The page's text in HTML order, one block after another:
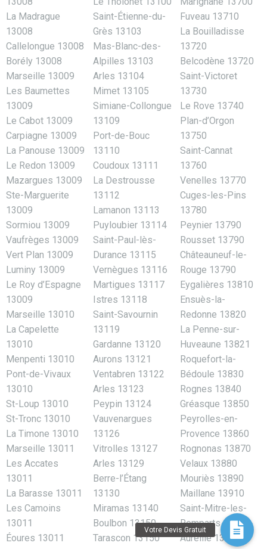
La Madrague
13008
Callelongue 13008
Borély 13008
Marseille 13009
Les Baumettes
13009
Le Cabot 13009
Carpiagne 13009
La Panouse 13009
Le Redon 13009
Mazargues 13009
Ste-Marguerite
13009
Sormiou 13009
Vaufrèges 13009
Vert Plan 13009
Luminy 13009
Le Roy d’Espagne
13009
Marseille 13010
La Capelette
13010
Menpenti 13010
Pont-de-Vivaux
13010
St-Loup 13010
St-Tronc 13010
La Timone 13010
Marseille 13011
Les Accates
13011
La Barasse 13011
Les Camoins
13011
Éoures 13011
Saint-Étienne-du-
Grès 13103
Mas-Blanc-des-
Alpilles 13103
Arles 13104
Mimet 13105
Simiane-Collongue
13109
Port-de-Bouc
13110
Coudoux 13111
La Destrousse
13112
Lamanon 13113
Puyloubier 13114
Saint-Paul-lès-
Durance 13115
Vernègues 13116
Martigues 13117
Istres 13118
Saint-Savournin
13119
Gardanne 13120
Aurons 13121
Ventabren 13122
Arles 13123
Peypin 13124
Vauvenargues
13126
Vitrolles 13127
Arles 13129
Berre-l’Étang
13130
Miramas 13140
Boulbon 13150
Tarascon 13150
Fuveau 13710
La Bouilladisse
13720
Belcodène 13720
Saint-Victoret
13730
Le Rove 13740
Plan-d’Orgon
13750
Saint-Cannat
13760
Venelles 13770
Cuges-les-Pins
13780
Peynier 13790
Rousset 13790
Châteauneuf-le-
Rouge 13790
Eygalières 13810
Ensuès-la-
Redonne 13820
La Penne-sur-
Huveaune 13821
Roquefort-la-
Bédoule 13830
Rognes 13840
Gréasque 13850
Peyrolles-en-
Provence 13860
Rognonas 13870
Velaux 13880
Mouriès 13890
Maillane 13910
Saint-Mitre-les-
Remparts 13920
Aureille 13930